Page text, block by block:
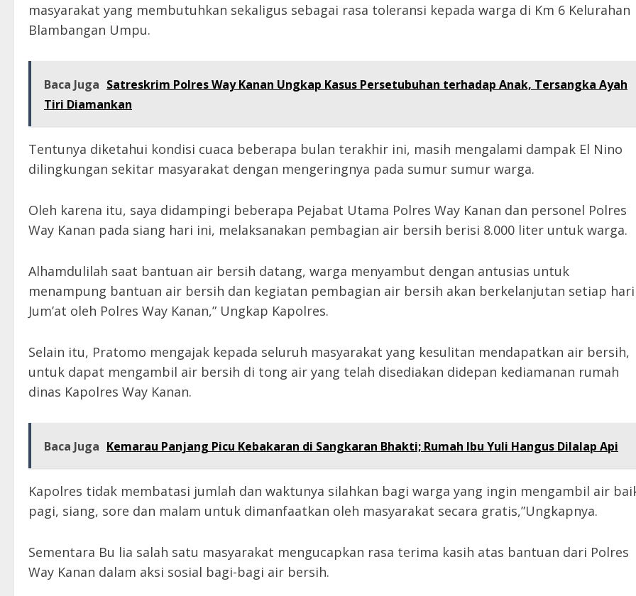
masyarakat yang membutuhkan sekaligus sebagai rasa toleransi kepada warga di Km 6 Kelurahan
Blambangan Umpu.
Baca Juga Satreskrim Polres Way Kanan Ungkap Kasus Persetubuhan terhadap Anak, Tersangka Ayah
Tiri Diamankan
Tentunya diketahui kondisi cuaca beberapa bulan terakhir ini, masih mengalami dampak El Nino
dilingkungan sekitar masyarakat dengan mengeringnya pada sumur sumur warga.
Oleh karena itu, saya didampingi beberapa Pejabat Utama Polres Way Kanan dan personel Polres
Way Kanan pada siang hari ini, melaksanakan pembagian air bersih berisi 8.000 liter untuk warga.
Alhamdulilah saat bantuan air bersih datang, warga menyambut dengan antusias untuk
menampung bantuan air bersih dan kegiatan pembagian air bersih akan berkelanjutan setiap hari
Jum’at oleh Polres Way Kanan,” Ungkap Kapolres.
Selain itu, Pratomo mengajak kepada seluruh masyarakat yang kesulitan mendapatkan air bersih,
untuk dapat mengambil air bersih di tong air yang telah disediakan didepan kediamanan rumah
dinas Kapolres Way Kanan.
Baca Juga Kemarau Panjang Picu Kebakaran di Sangkaran Bhakti; Rumah Ibu Yuli Hangus Dilalap Api
Kapolres tidak membatasi jumlah dan waktunya silahkan bagi warga yang ingin mengambil air
pagi, siang, sore dan malam untuk dimanfaatkan oleh masyarakat secara gratis,”Ungkapnya.
Sementara Bu lia salah satu masyarakat mengucapkan rasa terima kasih atas bantuan dari Polres
Way Kanan dalam aksi sosial bagi-bagi air bersih.